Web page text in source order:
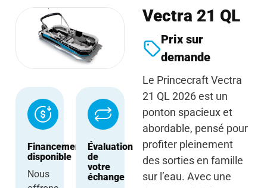
Financement
disponible
Nous
Évaluation
de
votre
échange
Vectra 21 QL
Prix sur
demande
Le Princecraft Vectra
21 QL 2026 est un
ponton spacieux et
abordable, pensé pour
profiter pleinement
des sorties en famille
sur l’eau. Avec une